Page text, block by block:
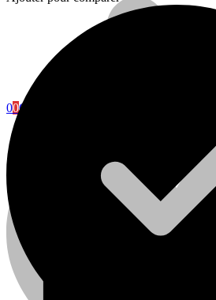
00Cart